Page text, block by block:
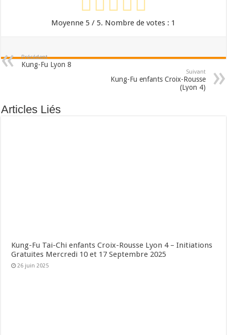
Moyenne5 / 5. Nombre de votes : 1
Précédent
Kung-Fu Lyon 8
Suivant
Kung-Fu enfants Croix-Rousse
(Lyon 4)
Articles Liés
Kung-Fu Tai-Chi enfants Croix-Rousse Lyon 4 – Initiations
Gratuites Mercredi 10 et 17 Septembre 2025
26 juin 2025